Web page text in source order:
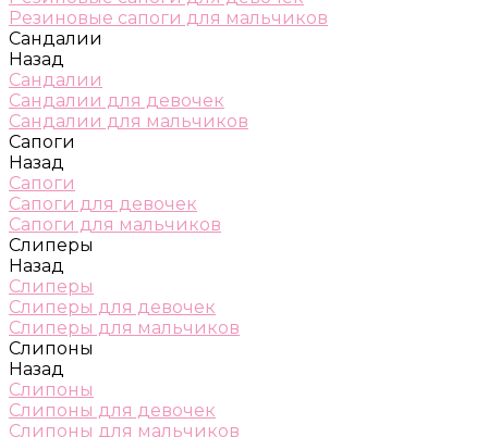
Резиновые сапоги для мальчиков
Сандалии
Назад
Сандалии
Сандалии для девочек
Сандалии для мальчиков
Сапоги
Назад
Сапоги
Сапоги для девочек
Сапоги для мальчиков
Слиперы
Назад
Слиперы
Слиперы для девочек
Слиперы для мальчиков
Слипоны
Назад
Слипоны
Слипоны для девочек
Слипоны для мальчиков